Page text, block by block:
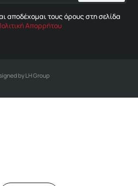
αποδέχομαι τους όρους στη σελίδα
Απορρήτου
by LH Group